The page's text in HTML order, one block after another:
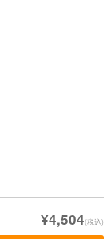
¥4,504(税込)